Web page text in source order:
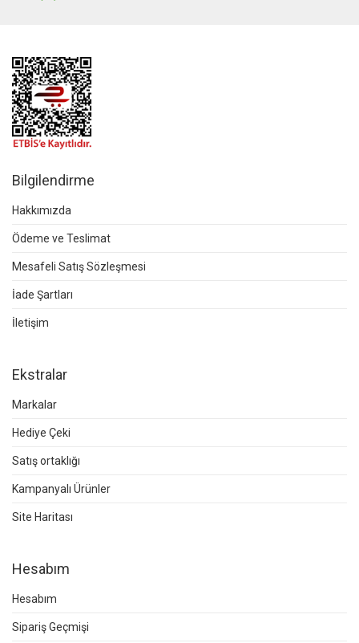
Bilgilendirme
Hakkımızda
Ödeme ve Teslimat
Mesafeli Satış Sözleşmesi
İade Şartları
İletişim
Ekstralar
Markalar
Hediye Çeki
Satış ortaklığı
Kampanyalı Ürünler
Site Haritası
Hesabım
Hesabım
Sipariş Geçmişi